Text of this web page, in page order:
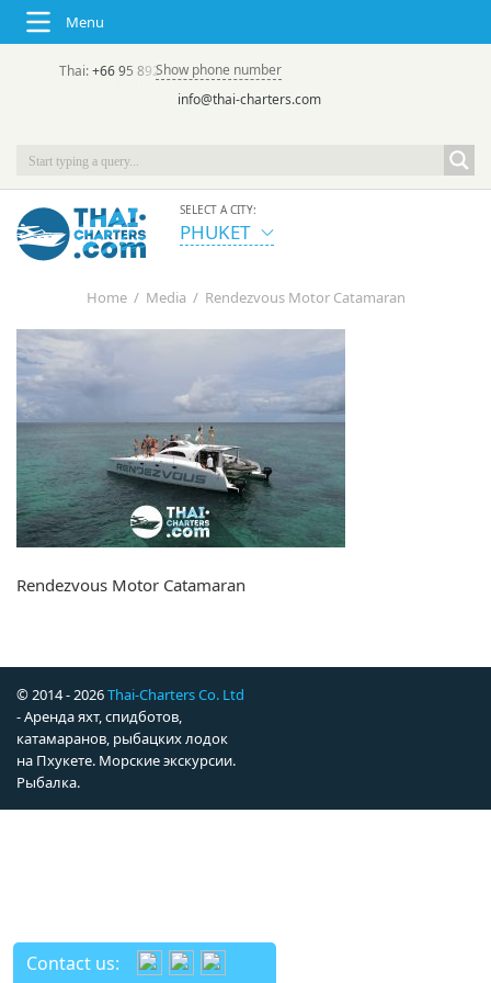
Menu
Thai:+66 95 892 7646(rus/eng) | в России:
Show phone number
info@thai-charters.com
SELECT A CITY:
PHUKET
Home / Media / Rendezvous Motor Catamaran
Rendezvous Motor Catamaran
© 2014 - 2026Thai-Charters Co. Ltd
- Аренда яхт, спидботов,
катамаранов, рыбацких лодок
на Пхукете. Морские экскурсии.
Рыбалка.
Contact us: